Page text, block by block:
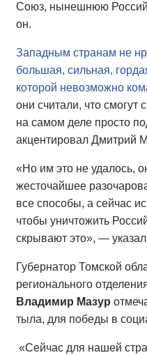
Союз, нынешнюю
он.
Западным странам не
большая, сильная,
которой невозможно
они считали, что смогут
на самом деле просто
акцентировал Дмитрий
«Но им это не удалось,
жесточайшее
все способы, а сейчас
чтобы уничтожить
скрывают это», —
Губернатор Томской
регионального
Владимир Мазур
тыла, для победы в
«Сейчас для нашей